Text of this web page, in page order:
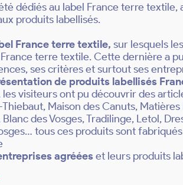
dédiés au label France terre
produits labellisés.
France terre textile, sur lesquels
terre textile. Cette dernière a
ses critères et surtout ses
de produits labellisés
les visiteurs ont pu découvrir des
Maison des Canuts, Matières
des Vosges, Tradilinge, Letol,
tous ces produits sont
agrééeset leurs produits